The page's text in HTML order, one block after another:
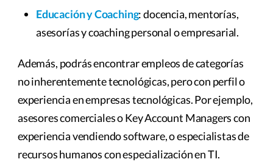
Educación y Coaching: docencia, mentorías,
asesorías y coaching personal o empresarial.
Además, podrás encontrar empleos de categorías
no inherentemente tecnológicas, pero con perfil o
experiencia en empresas tecnológicas. Por ejemplo,
asesores comerciales o Key Account Managers con
experiencia vendiendo software, o especialistas de
recursos humanos con especialización en TI.